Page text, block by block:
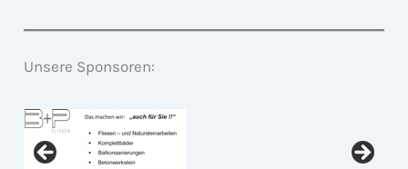
Unsere Sponsoren: